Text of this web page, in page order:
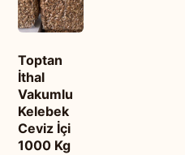
Toptan
İthal
Vakumlu
Kelebek
Ceviz İçi
1000 Kg